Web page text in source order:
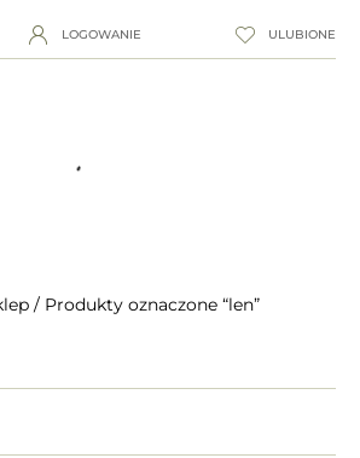
LOGOWANIE ULUBIONE
/ Produkty oznaczone “len”